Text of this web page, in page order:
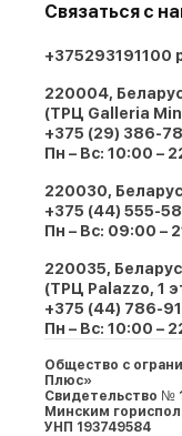
Связаться с
+375293191100
220004,
(ТРЦ Galleria
+375 (29) 386-
Пн – Вс: 10:00 –
220030,
+375 (44) 555-
Пн – Вс: 09:00 –
220035,
(ТРЦ Palazzo, 1
+375 (44) 786-
Пн – Вс: 10:00 –
Общество с
Плюс»
Свидетельство №
Минским
УНП 193749584